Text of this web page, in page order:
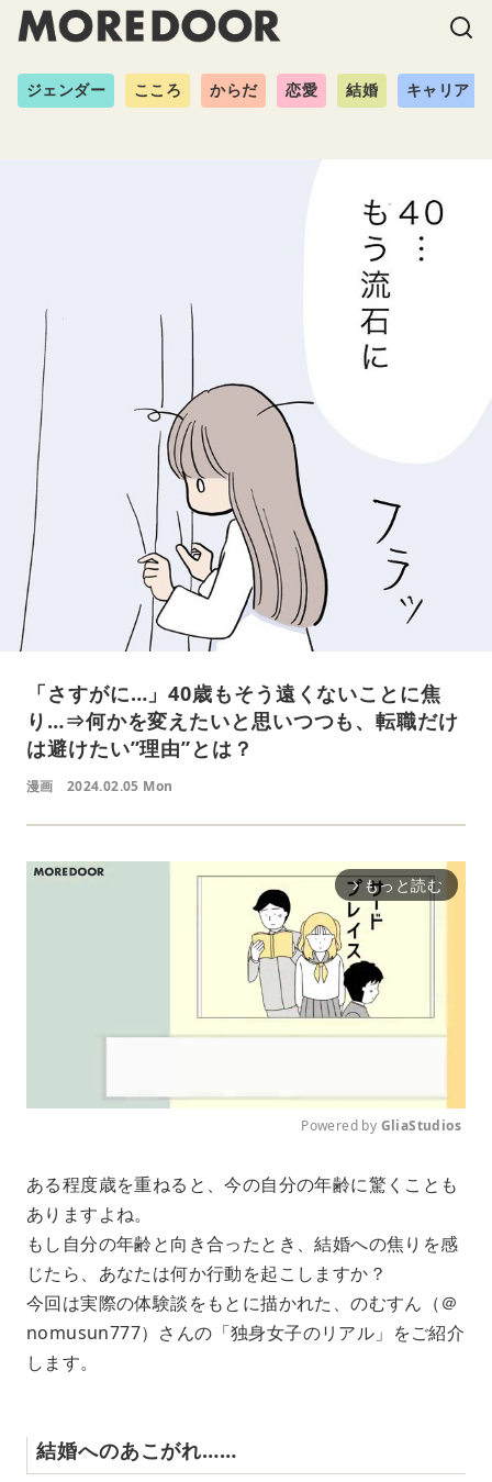
ジェンダー こころ からだ 恋愛 結婚 キャリア
「さすがに…」40歳もそう遠くないことに焦
り…⇒何かを変えたいと思いつつも、転職だけ
は避けたい”理由”とは？
漫画 2024.02.05 Mon
arrow_forward_ios もっと読む
u
e
Powered by GliaStudios
ある程度歳を重ねると、今の自分の年齢に驚くことも
ありますよね。
もし自分の年齢と向き合ったとき、結婚への焦りを感
じたら、あなたは何か行動を起こしますか？
今回は実際の体験談をもとに描かれた、のむすん（＠
nomusun777）さんの「独身女子のリアル」をご紹介
します。
結婚へのあこがれ……